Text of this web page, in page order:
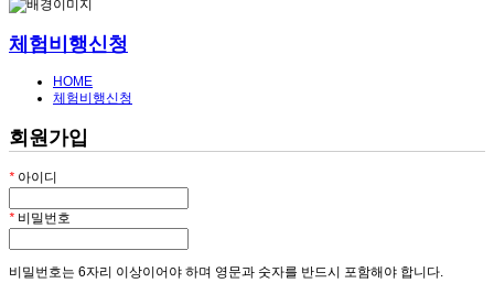
체험비행신청
HOME
체험비행신청
회원가입
* 아이디
* 비밀번호
비밀번호는 6자리 이상이어야 하며 영문과 숫자를 반드시 포함해야 합니다.